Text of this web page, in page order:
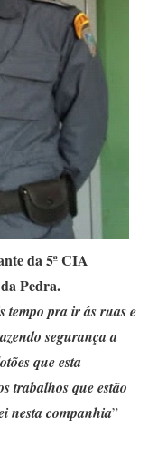
da 5ª CIA
Pedra.
tempo pra ir ás ruas e
segurança a
que esta
trabalhos que estão
nesta companhia”